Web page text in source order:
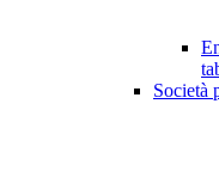
Società